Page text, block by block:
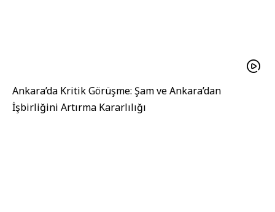
Ankara’da Kritik Görüşme: Şam ve Ankara’dan
İşbirliğini Artırma Kararlılığı